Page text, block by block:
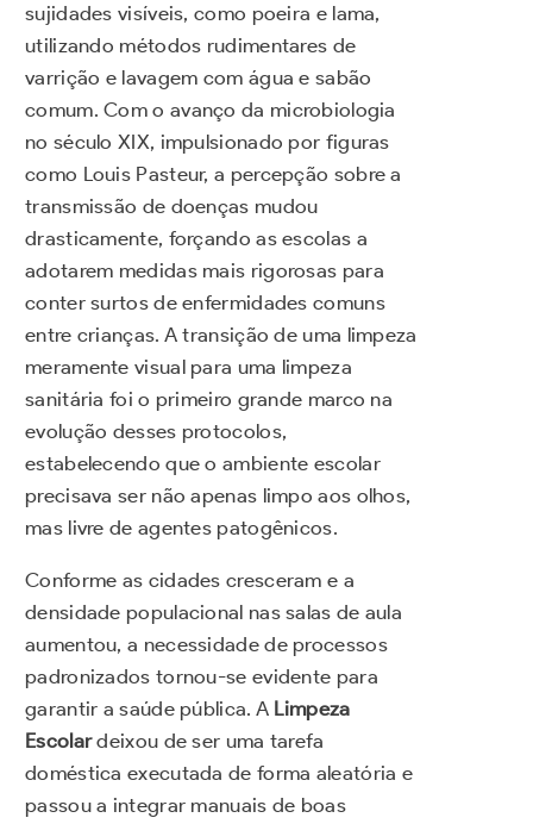
sujidades visíveis, como poeira e lama,
utilizando métodos rudimentares de
varrição e lavagem com água e sabão
comum. Com o avanço da microbiologia
no século XIX, impulsionado por figuras
como Louis Pasteur, a percepção sobre a
transmissão de doenças mudou
drasticamente, forçando as escolas a
adotarem medidas mais rigorosas para
conter surtos de enfermidades comuns
entre crianças. A transição de uma limpeza
meramente visual para uma limpeza
sanitária foi o primeiro grande marco na
evolução desses protocolos,
estabelecendo que o ambiente escolar
precisava ser não apenas limpo aos olhos,
mas livre de agentes patogênicos.
Conforme as cidades cresceram e a
densidade populacional nas salas de aula
aumentou, a necessidade de processos
padronizados tornou-se evidente para
garantir a saúde pública. A Limpeza
Escolardeixou de ser uma tarefa
doméstica executada de forma aleatória e
passou a integrar manuais de boas